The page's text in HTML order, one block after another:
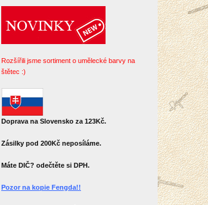
Rozšířili jsme sortiment o umělecké barvy na
štětec :)
Doprava na Slovensko za 123Kč.
Zásilky pod 200Kč neposíláme.
Máte DIČ? odečtěte si DPH.
Pozor na kopie Fengda!!